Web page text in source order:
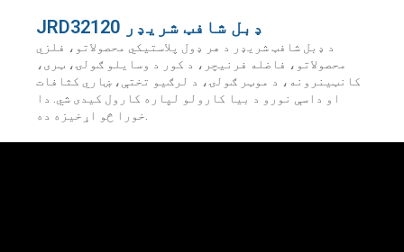
JRD32120 ډبل شافټ شریډر
د ډبل شافټ شریډر د هر ډول پلاستيکي محصولاتو، فلزي
محصولاتو، فاضله فرنیچر، د کور د وسایلو ګولۍ، ټری،
کانټینرونه، د موټر ګولۍ، د لرګیو تختې، ښاري کثافات
او داسې نورو د بیا کارولو لپاره کارول کیدی شي. دا
خورا څو اړخیزه ده.